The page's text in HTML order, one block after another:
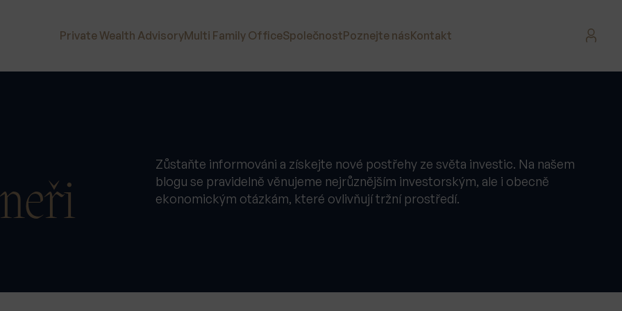
Private Wealth AdvisoryMulti Family OfficeSpolečnostPoznejte násKontakt
Zůstaňte informováni a získejte nové postřehy ze světa investic. Na našem
blogu se pravidelně věnujeme nejrůznějším investorským, ale i obecně
ekonomickým otázkám, které ovlivňují tržní prostředí.